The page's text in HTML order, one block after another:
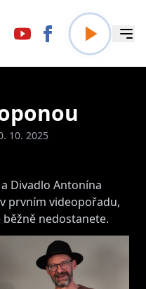
10. 2025
a Divadlo Antonína
prvním videopořadu,
nedostanete.